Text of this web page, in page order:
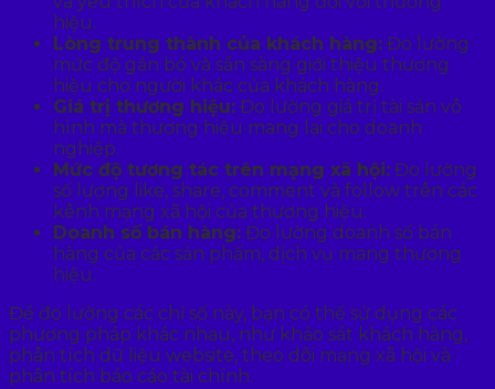
hiệu.
Lòng trung thành của khách hàng: Đo lường
mức độ gắn bó và sẵn sàng giới thiệu thương
hiệu cho người khác của khách hàng.
Giá trị thương hiệu: Đo lường giá trị tài sản vô
hình mà thương hiệu mang lại cho doanh
nghiệp.
Mức độ tương tác trên mạng xã hội: Đo lường
số lượng like, share, comment và follow trên các
kênh mạng xã hội của thương hiệu.
Doanh số bán hàng: Đo lường doanh số bán
hàng của các sản phẩm, dịch vụ mang thương
hiệu.
Để đo lường các chỉ số này, bạn có thể sử dụng các
phương pháp khác nhau, như khảo sát khách hàng,
phân tích dữ liệu website, theo dõi mạng xã hội và
phân tích báo cáo tài chính.